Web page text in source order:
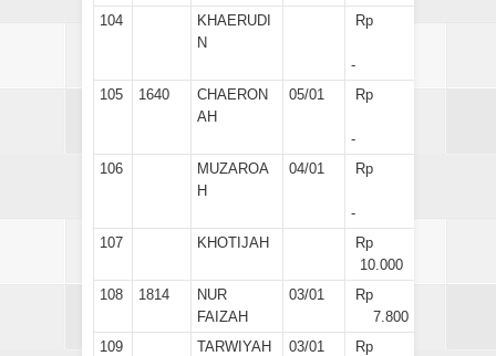
104
KHAERUDI
N
Rp
-
105
1640
CHAERON
AH
05/01 Rp
-
106
MUZAROA
H
04/01 Rp
-
107
KHOTIJAH
Rp
10.000
108
1814
NUR
FAIZAH
03/01
Rp
7.800
109
TARWIYAH 03/01 Rp